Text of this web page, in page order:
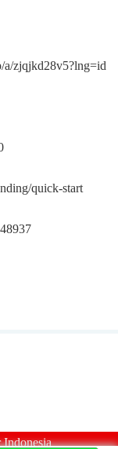
a/zjqjkd28v5?lng=id
quick-start
Indonesia